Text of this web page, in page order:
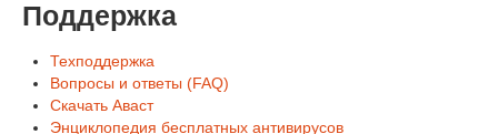
Поддержка
Техподдержка
Вопросы и ответы (FAQ)
Скачать Аваст
Энциклопедия бесплатных антивирусов